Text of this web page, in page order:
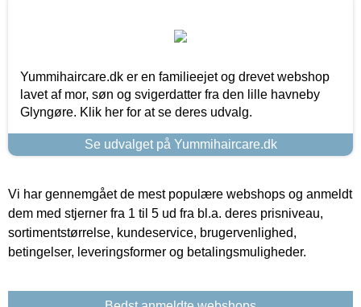
Yummihaircare.dk er en familieejet og drevet webshop
lavet af mor, søn og svigerdatter fra den lille havneby
Glyngøre. Klik her for at se deres udvalg.
Se udvalget på Yummihaircare.dk
Vi har gennemgået de mest populære webshops og anmeldt
dem med stjerner fra 1 til 5 ud fra bl.a. deres prisniveau,
sortimentstørrelse, kundeservice, brugervenlighed,
betingelser, leveringsformer og betalingsmuligheder.